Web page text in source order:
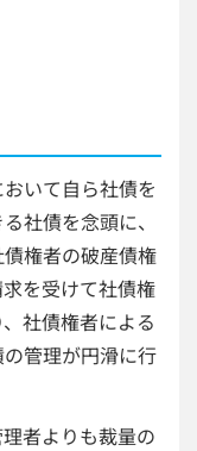
いて自ら社債を
社債を念頭に、
権者の破産債権
を受けて社債権
社債権者による
管理が円滑に行
者よりも裁量の